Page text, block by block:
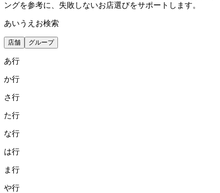
ングを参考に、失敗しないお店選びをサポートします。
あいうえお検索
店舗 グループ
あ行
か行
さ行
た行
な行
は行
ま 行
や行